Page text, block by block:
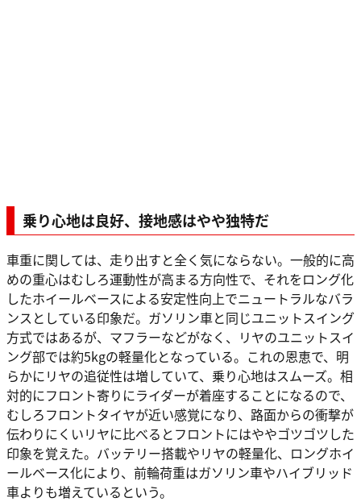
乗り心地は良好、接地感はやや独特だ
車重に関しては、走り出すと全く気にならない。一般的に高
めの重心はむしろ運動性が高まる方向性で、それをロング化
したホイールベースによる安定性向上でニュートラルなバラ
ンスとしている印象だ。ガソリン車と同じユニットスイング
方式ではあるが、マフラーなどがなく、リヤのユニットスイ
ング部では約5kgの軽量化となっている。これの恩恵で、明
らかにリヤの追従性は増していて、乗り心地はスムーズ。相
対的にフロント寄りにライダーが着座することになるので、
むしろフロントタイヤが近い感覚になり、路面からの衝撃が
伝わりにくいリヤに比べるとフロントにはややゴツゴツした
印象を覚えた。バッテリー搭載やリヤの軽量化、ロングホイ
ールベース化により、前輪荷重はガソリン車やハイブリッド
車よりも増えているという。